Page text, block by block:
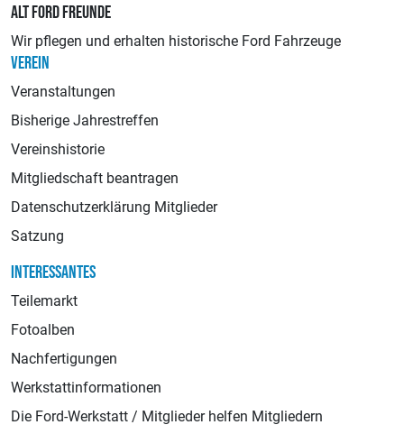
ALT FORD FREUNDE
Wir pflegen und erhalten historische Ford Fahrzeuge
VEREIN
Veranstaltungen
Bisherige Jahrestreffen
Vereinshistorie
Mitgliedschaft beantragen
Datenschutzerklärung Mitglieder
Satzung
INTERESSANTES
Teilemarkt
Fotoalben
Nachfertigungen
Werkstattinformationen
Die Ford-Werkstatt / Mitglieder helfen Mitgliedern